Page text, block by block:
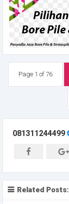
Page 1 of 76
081311244499
Related Posts: